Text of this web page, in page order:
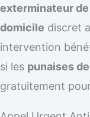
exterminateur
domicile discret
intervention
si les punaises
gratuitement